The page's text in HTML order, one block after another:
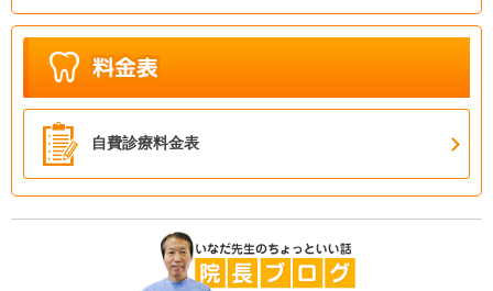
自費診療料金表